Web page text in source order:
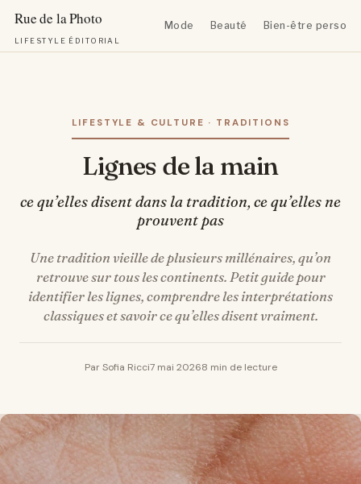
LIFESTYLE ÉDITORIAL
Mode Beauté Bien-être
LIFESTYLE & CULTURE · TRADITIONS
Lignes de la main
ce qu’elles disent dans la tradition, ce qu’elles ne
prouvent pas
Une tradition vieille de plusieurs millénaires, qu’on
retrouve sur tous les continents. Petit guide pour
identifier les lignes, comprendre les interprétations
classiques et savoir ce qu’elles disent vraiment.
Par Sofia Ricci7 mai 20268 min de lecture